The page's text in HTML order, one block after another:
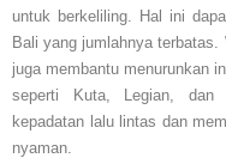
untuk berkeliling. Hal ini
Bali yang jumlahnya terbatas.
juga membantu menurunkan
seperti Kuta, Legian, dan
kepadatan lalu lintas dan
nyaman.